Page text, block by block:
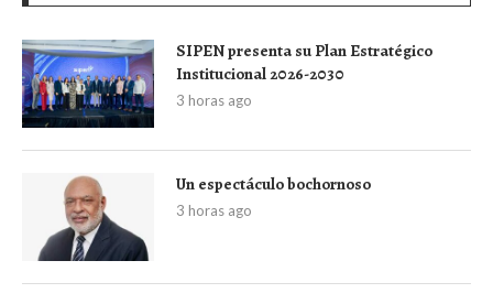
SIPEN presenta su Plan Estratégico
Institucional 2026-2030
3 horas ago
Un espectáculo bochornoso
3 horas ago